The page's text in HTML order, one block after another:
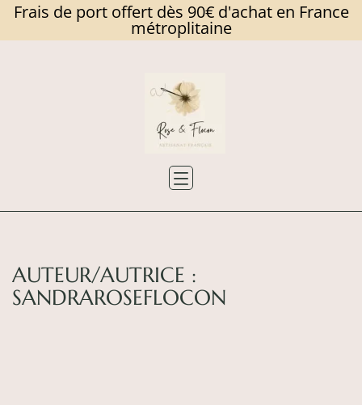
Frais de port offert dès 90€ d'achat en France
métroplitaine
AUTEUR/AUTRICE :
SANDRAROSEFLOCON